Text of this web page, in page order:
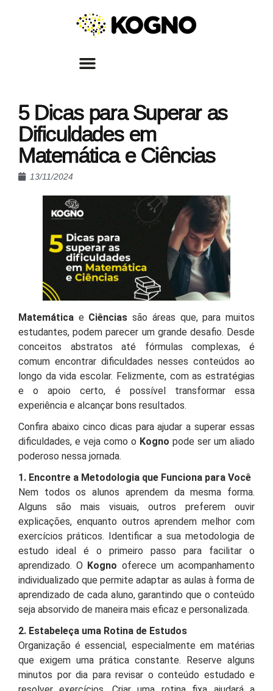
5 Dicas para Superar as
Dificuldades em
Matemática e Ciências
13/11/2024
Matemática e Ciências são áreas que, para muitos
estudantes, podem parecer um grande desafio. Desde
conceitos abstratos até fórmulas complexas, é
comum encontrar dificuldades nesses conteúdos ao
longo da vida escolar. Felizmente, com as estratégias
e o apoio certo, é possível transformar essa
experiência e alcançar bons resultados.
Confira abaixo cinco dicas para ajudar a superar essas
dificuldades, e veja como o Kogno pode ser um aliado
poderoso nessa jornada.
1. Encontre a Metodologia que Funciona para Você
Nem todos os alunos aprendem da mesma forma.
Alguns são mais visuais, outros preferem ouvir
explicações, enquanto outros aprendem melhor com
exercícios práticos. Identificar a sua metodologia de
estudo ideal é o primeiro passo para facilitar o
aprendizado. O Kogno oferece um acompanhamento
individualizado que permite adaptar as aulas à forma de
aprendizado de cada aluno, garantindo que o conteúdo
seja absorvido de maneira mais eficaz e personalizada.
2. Estabeleça uma Rotina de Estudos
Organização é essencial, especialmente em matérias
que exigem uma prática constante. Reserve alguns
minutos por dia para revisar o conteúdo estudado e